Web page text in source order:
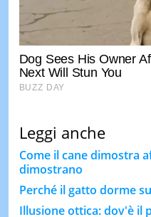
Leggi anche
Come il cane dimostra
dimostrano
Perché il gatto dorme
Illusione ottica: dov'è il